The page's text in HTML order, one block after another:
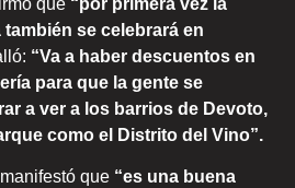
que “por primera vez la
también se celebrará en
“Va a haber descuentos en
para que la gente se
a ver a los barrios de Devoto,
como el Distrito del Vino”.
manifestó que “es una buena